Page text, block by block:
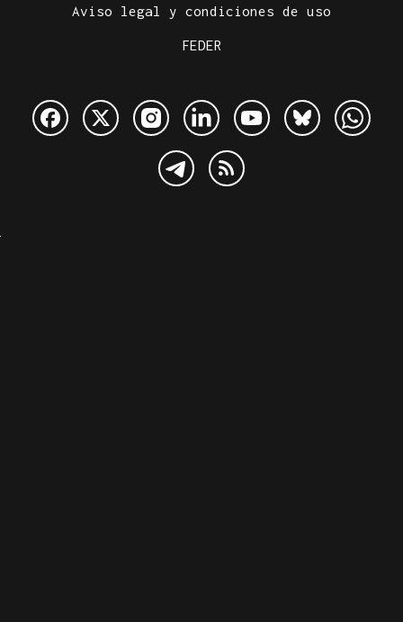
Aviso legal y condiciones de uso
FEDER